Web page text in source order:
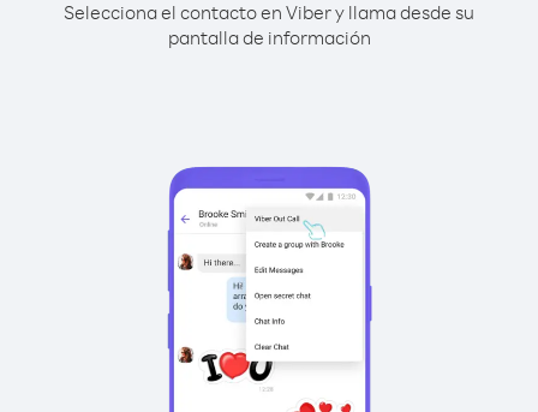
Selecciona el contacto en Viber y llama desde su
pantalla de información